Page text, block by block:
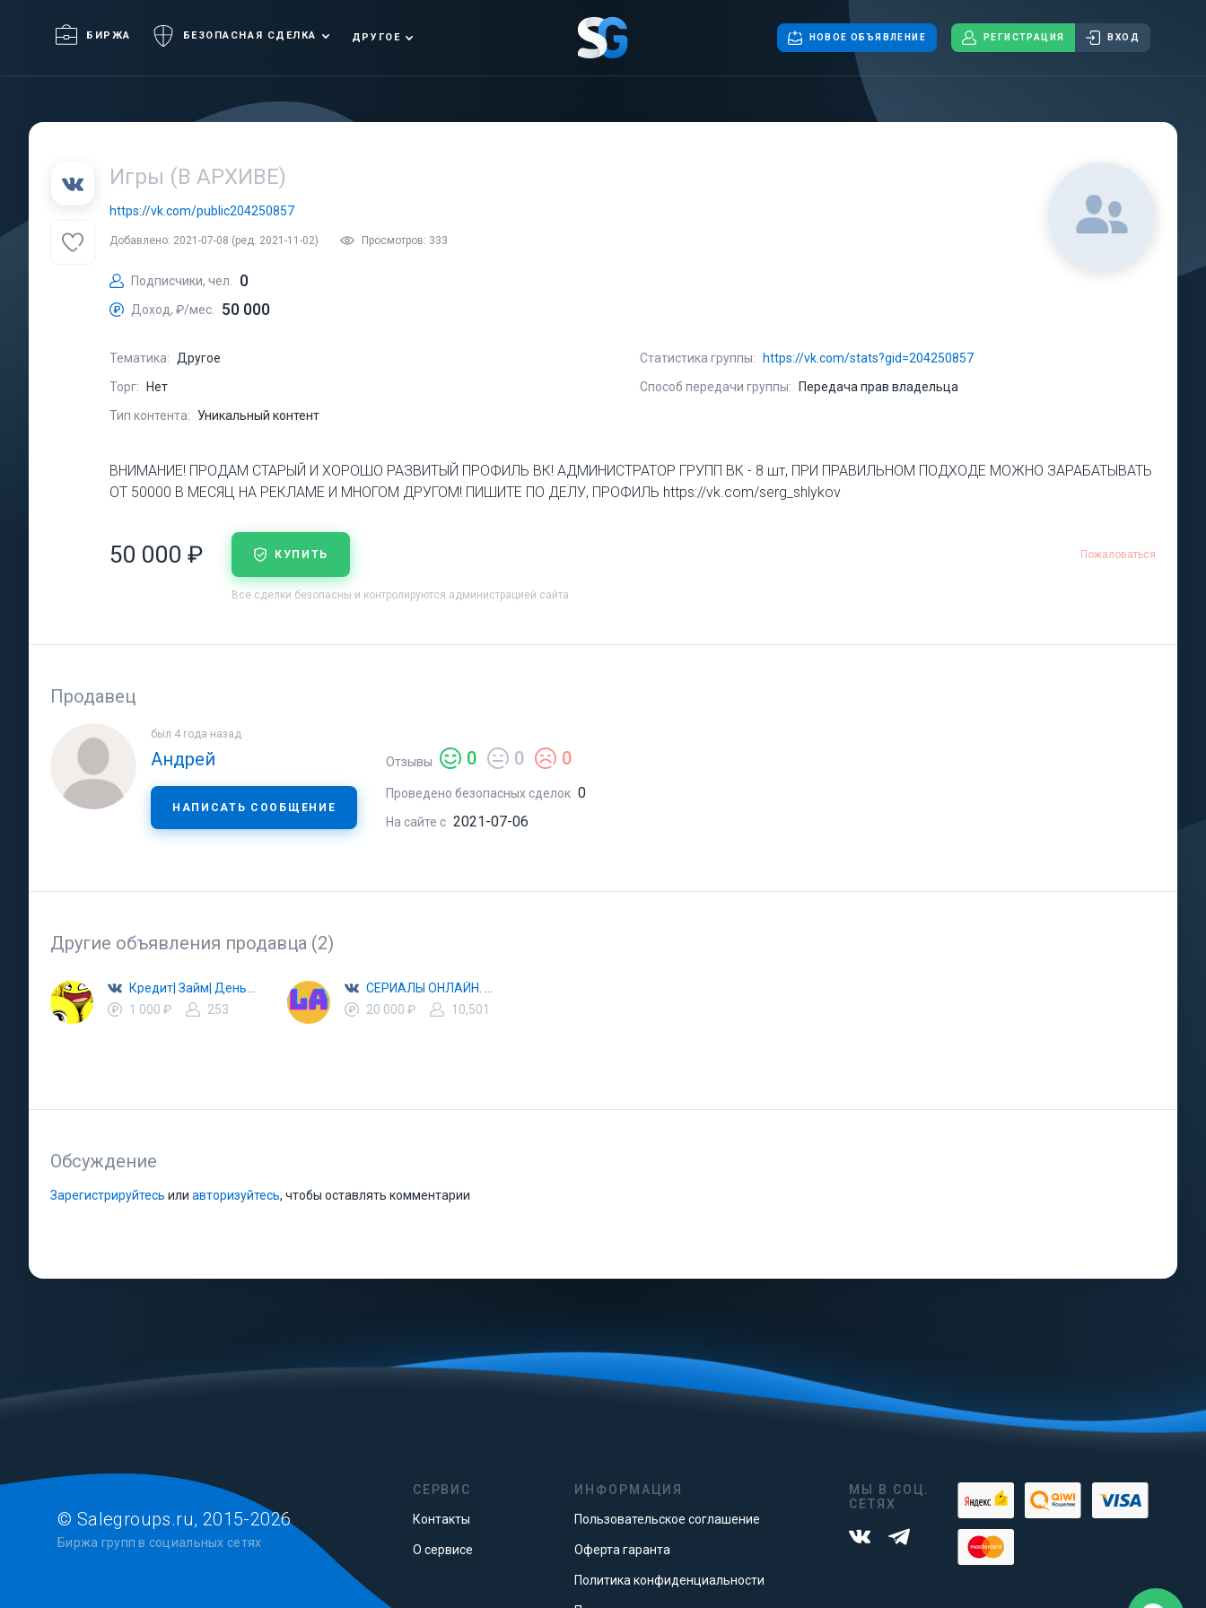
БИРЖА БЕЗОПАСНАЯ СДЕЛКА ДРУГОЕ НОВОЕ ОБЪЯВЛЕНИЕ РЕГИСТРАЦИЯ ВХОД
Игры (В АРХИВЕ)
https://vk.com/public204250857
Добавлено: 2021-07-08 (ред. 2021-11-02) Просмотров: 333
Подписчики, чел. 0
Доход, ₽/мес. 50 000
Тематика:
Другое
Торг:
Нет
Тип контента:
Уникальный контент
Статистика группы:
https://vk.com/stats?gid=204250857
Способ передачи группы:
Передача прав владельца
ВНИМАНИЕ! ПРОДАМ СТАРЫЙ И ХОРОШО РАЗВИТЫЙ ПРОФИЛЬ ВК! АДМИНИСТРАТОР ГРУПП ВК - 8 шт, ПРИ ПРАВИЛЬНОМ ПОДХОДЕ МОЖНО ЗАРАБАТЫВАТЬ
ОТ 50000 В МЕСЯЦ НА РЕКЛАМЕ И МНОГОМ ДРУГОМ! ПИШИТЕ ПО ДЕЛУ, ПРОФИЛЬ https://vk.com/serg_shlykov
50 000 ₽ КУПИТЬ
Все сделки безопасны и контролируются администрацией сайта
Пожаловаться
Продавец
был 4 года назад
Андрей
НАПИСАТЬ СООБЩЕНИЕ
Отзывы 0 0 0
Проведено безопасных сделок 0
На сайте с 2021-07-06
Другие объявления продавца (2)
1 000 ₽
253
20 000 ₽
10,501
Обсуждение
Зарегистрируйтесь или авторизуйтесь, чтобы оставлять комментарии
СЕРВИС
Контакты
О сервисе
ИНФОРМАЦИЯ
Пользовательское соглашение
Оферта гаранта
Политика конфиденциальности
МЫ В СОЦ.
СЕТЯХ
© Salegroups.ru, 2015-2026
Биржа групп в социальных сетях